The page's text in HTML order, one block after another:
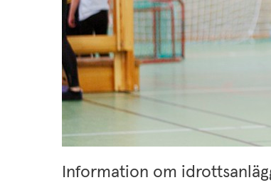
Information om